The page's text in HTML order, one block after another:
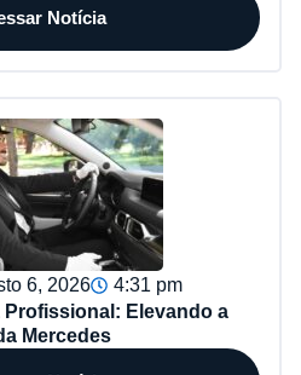
Notícia
6, 2026
4:31 pm
Elevando a
Mercedes